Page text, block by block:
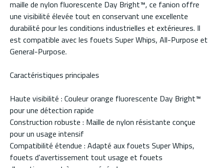
maille de nylon fluorescente Day Bright™, ce fanion offre
une visibilité élevée tout en conservant une excellente
durabilité pour les conditions industrielles et extérieures. Il
est compatible avec les fouets Super Whips, All-Purpose et
General-Purpose.
Caractéristiques principales
Haute visibilité : Couleur orange fluorescente Day Bright™
pour une détection rapide
Construction robuste : Maille de nylon résistante conçue
pour un usage intensif
Compatibilité étendue : Adapté aux fouets Super Whips,
fouets d'avertissement tout usage et fouets